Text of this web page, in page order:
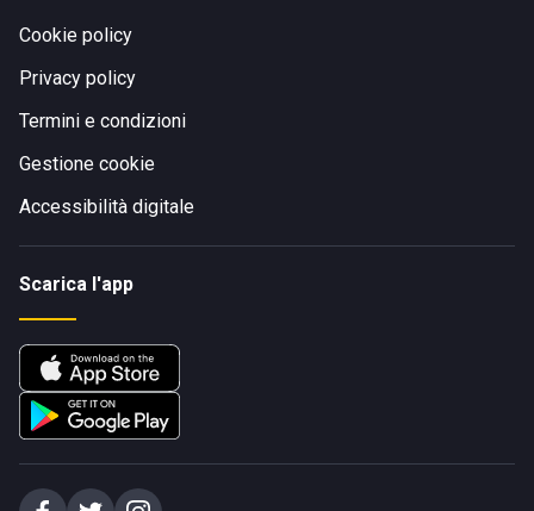
Cookie policy
Privacy policy
Termini e condizioni
Gestione cookie
Accessibilità digitale
Scarica l'app